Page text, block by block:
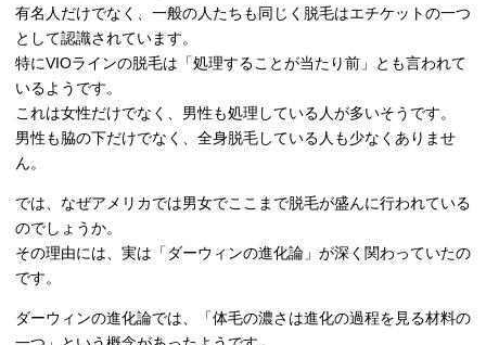
有名人だけでなく、一般の人たちも同じく脱毛はエチケットの一つ
として認識されています。
特にVIOラインの脱毛は「処理することが当たり前」とも言われて
いるようです。
これは女性だけでなく、男性も処理している人が多いそうです。
男性も脇の下だけでなく、全身脱毛している人も少なくありませ
ん。
では、なぜアメリカでは男女でここまで脱毛が盛んに行われている
のでしょうか。
その理由には、実は「ダーウィンの進化論」が深く関わっていたの
です。
ダーウィンの進化論では、「体毛の濃さは進化の過程を見る材料の